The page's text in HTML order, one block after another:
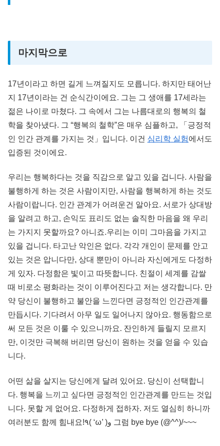
마지막으로
17년이라고 하면 길게 느껴질지도 모릅니다. 하지만 태어난
지 17년이라는 건 순식간이에요. 그는 그 생애를 17세라는
젊은 나이로 마쳤다. 그 속에서 그는 나름대로의 행복의 철
학을 찾아냈다. 그 “행복의 철학”은 매우 심플하고, 「긍정적
인 인간 관계를 가지는 것」입니다. 이건 심리학 실험에서도
입증된 것이에요.
우리는 행복하다는 것을 직감으로 알고 있을 겁니다. 사람을
불행하게 하는 것은 사람이지만, 사람을 행복하게 하는 것도
사람이랍니다. 인간 관계가 어려운건 알아요. 서로가 상대방
을 알려고 하고, 손익도 표리도 없는 솔직한 마음을 왜 우리
는 가지지 못할까요? 아니죠.우리는 이미 그마음을 가지고
있을 겁니다. 타고난 악인은 없다. 각각 개인이 문제를 안고
있는 것은 압니다만, 상대 뿐만이 아니라 자신에게도 다정하
게 있자. 다정함은 빛이고 따뜻합니다. 친절이 세계를 감쌀
때 비로소 평화라는 것이 이루어진다고 저는 생각합니다. 만
약 당신이 불행하고 불안을 느낀다면 긍정적인 인간관계를
만듭시다. 기다려서 아무 일도 일어나지 않아요. 행동함으로
써 모든 것은 이룰 수 있으니까요. 잔인하게 들릴지 모르지
만, 이것만 극복해 버리면 당신이 원하는 것을 얻을 수 있습
니다.
어떤 삶을 살지는 당신에게 달려 있어요. 당신이 선택합니
다. 행복을 느끼고 싶다면 긍정적인 인간관계를 만드는 것입
니다. 못할 게 없어요. 다정하게 접하자. 저도 열심히 하니까
여러분도 함께 힘내요!٩( ‘ω’ )و 그럼 bye bye (@^^)/~~~